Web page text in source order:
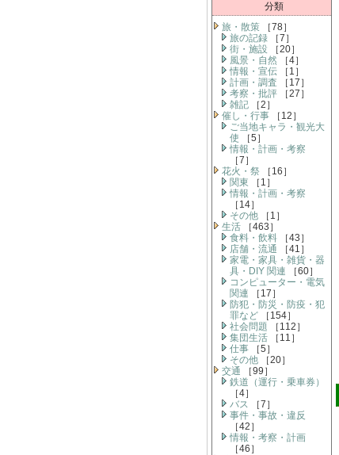
分類
旅・散策 ［78］
旅の記録 ［7］
街・施設 ［20］
風景・自然 ［4］
情報・宣伝 ［1］
計画・調査 ［17］
考察・批評 ［27］
雑記 ［2］
催し・行事 ［12］
ご当地キャラ・観光大
使 ［5］
情報・計画・考察
［7］
花火・祭 ［16］
関東 ［1］
情報・計画・考察
［14］
その他 ［1］
生活 ［463］
食料・飲料 ［43］
店舗・流通 ［41］
家電・家具・雑貨・器
具・DIY 関連 ［60］
コンピューター・電気
関連 ［17］
防犯・防災・防疫・犯
罪など ［154］
社会問題 ［112］
集団生活 ［11］
仕事 ［5］
その他 ［20］
交通 ［99］
鉄道（運行・乗車券）
［4］
バス ［7］
事件・事故・違反
［42］
情報・考察・計画
［46］